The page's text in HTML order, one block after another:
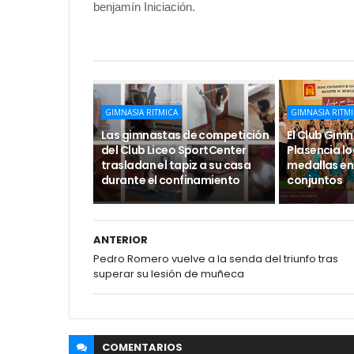
benjamín Iniciación.
GIMNASIA RITMICA
Las gimnastas de competición
del Club Liceo SportCenter
trasladan el tapiz a su casa
durante el confinamiento
GIMNASIA
El Club
Plasencia
medallas en
conjuntos
ANTERIOR
Pedro Romero vuelve a la senda del triunfo tras
superar su lesión de muñeca
COMENTARIOS